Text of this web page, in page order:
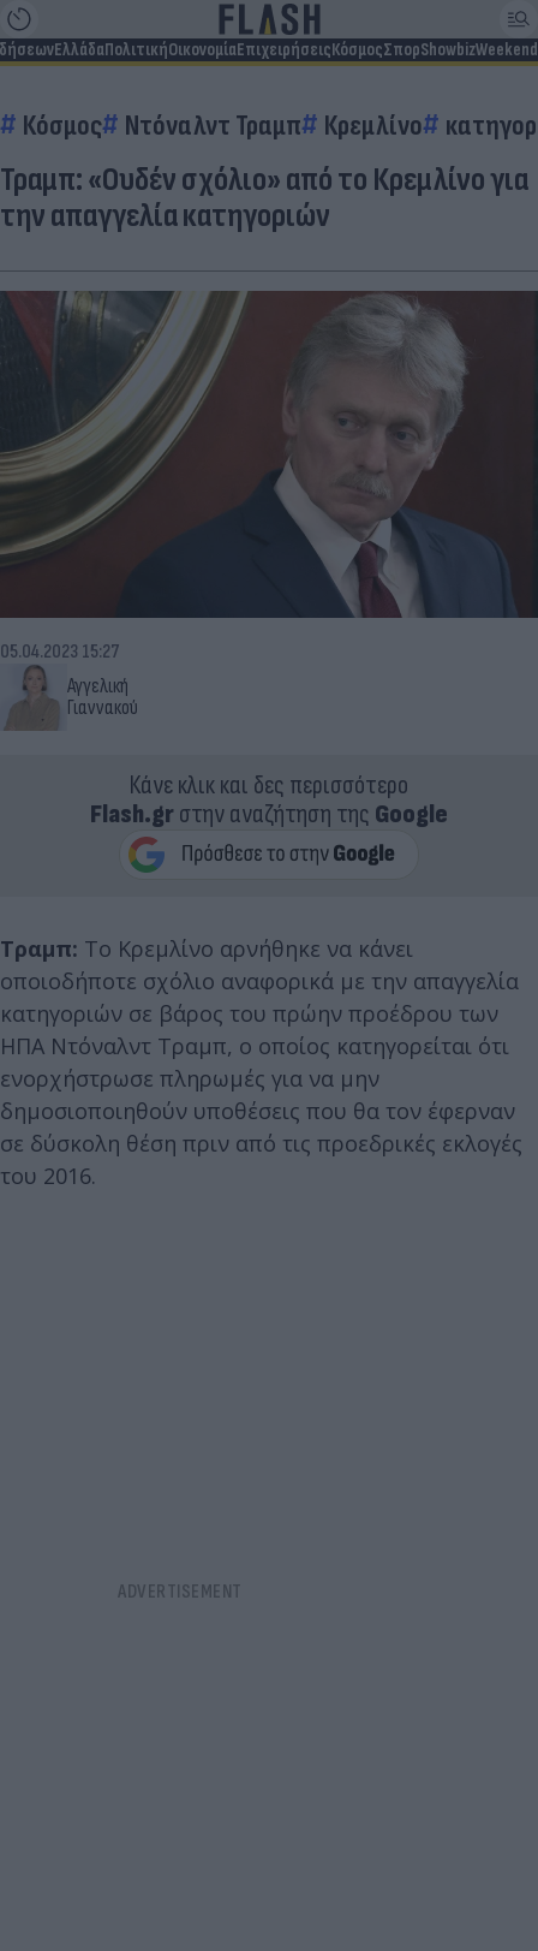
ΕλλάδαΠολιτικήΟικονομίαΕπιχειρήσειςΚόσμοςΣπορShowbizWeekend
Κόσμος Ντόναλντ Τραμπ Κρεμλίνο
Τραμπ: «Ουδέν σχόλιο» από το Κρεμλίνο για
την απαγγελία κατηγοριών
Αγγελική
Γιαννακού
05.04.2023 15:27
Κάνε κλικ και δες περισσότερο
Flash.grστην αναζήτηση της Google
Τραμπ: Το Κρεμλίνο αρνήθηκε να κάνει
οποιοδήποτε σχόλιο αναφορικά με την απαγγελία
κατηγοριών σε βάρος του πρώην προέδρου των
ΗΠΑ Ντόναλντ Τραμπ, ο οποίος κατηγορείται ότι
ενορχήστρωσε πληρωμές για να μην
δημοσιοποιηθούν υποθέσεις που θα τον έφερναν
σε δύσκολη θέση πριν από τις προεδρικές εκλογές
του 2016.